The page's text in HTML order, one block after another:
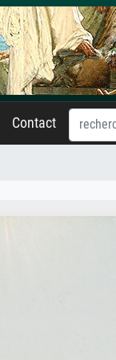
Contact